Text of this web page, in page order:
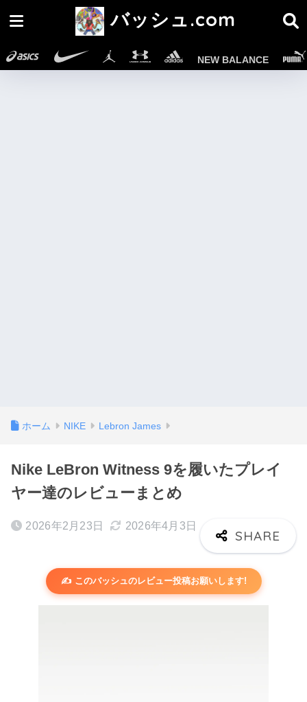
バッシュ.com
NEW BALANCE
ホーム NIKE Lebron James
Nike LeBron Witness 9を履いたプレイ
ヤー達のレビューまとめ
2026年2月23日 2026年4月3日
✍️ このバッシュのレビュー投稿お願いします!